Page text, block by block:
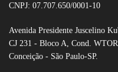
Open Finance
Tabela de tarifas
Política de privacidade
CNPJ: 07.707.650/0001-10
Avenida Presidente Juscelino
CJ 231 - Bloco A, Cond.
Conceição - São Paulo-SP.